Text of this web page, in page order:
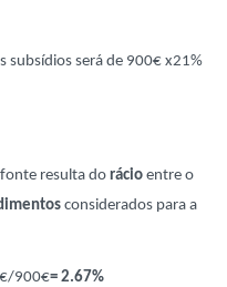
subsídios será de 900€ x21%
resulta do rácio entre o
considerados para a
900€= 2.67%